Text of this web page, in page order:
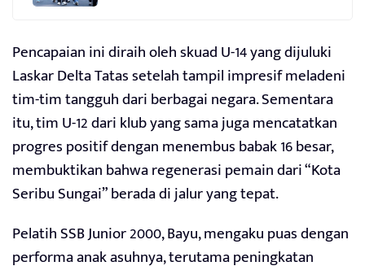
Pencapaian ini diraih oleh skuad U-14 yang dijuluki
Laskar Delta Tatas setelah tampil impresif meladeni
tim-tim tangguh dari berbagai negara. Sementara
itu, tim U-12 dari klub yang sama juga mencatatkan
progres positif dengan menembus babak 16 besar,
membuktikan bahwa regenerasi pemain dari “Kota
Seribu Sungai” berada di jalur yang tepat.
Pelatih SSB Junior 2000, Bayu, mengaku puas dengan
performa anak asuhnya, terutama peningkatan